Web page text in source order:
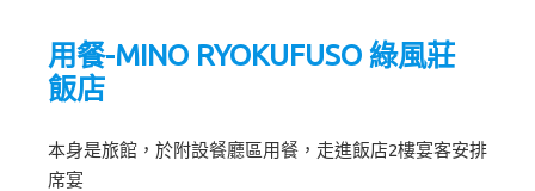
用餐-MINO RYOKUFUSO 綠風莊
飯店
本身是旅館，於附設餐廳區用餐，走進飯店2樓宴客安排
席宴